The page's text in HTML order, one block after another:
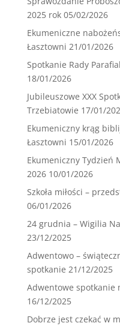
2025 rok 05/02/2026
Ekumeniczne
Łasztowni 21/01/2026
Spotkanie Rady
18/01/2026
Jubileuszowe XXX
Trzebiatowie 17/01/
Ekumeniczny krąg
Łasztowni 15/01/2026
Ekumeniczny Tydzień
2026 10/01/2026
Szkoła miłości –
06/01/2026
24 grudnia – Wigilia
23/12/2025
Adwentowo –
spotkanie 21/12/2025
Adwentowe spotkanie
16/12/2025
Dobrze jest czekać w